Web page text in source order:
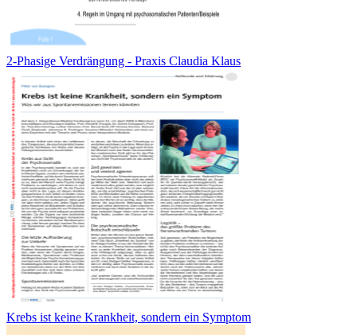
2-Phasige Verdrängung - Praxis Claudia Klaus
Krebs ist keine Krankheit, sondern ein Symptom